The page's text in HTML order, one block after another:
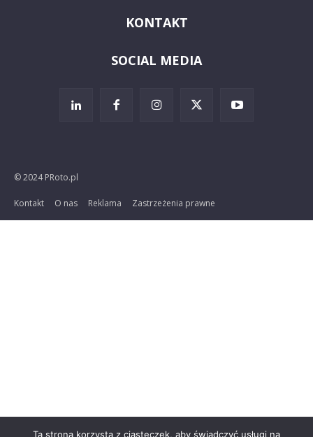
KONTAKT
SOCIAL MEDIA
© 2024 PRoto.pl
Kontakt O nas Reklama Zastrzeżenia prawne
Ta strona korzysta z ciasteczek, aby świadczyć usługi na